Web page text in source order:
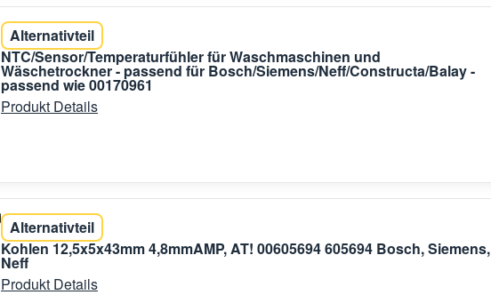
Alternativteil
NTC/Sensor/Temperaturfühler für Waschmaschinen und
Wäschetrockner - passend für Bosch/Siemens/Neff/Constructa/Balay -
passend wie 00170961
Produkt Details
Alternativteil
Kohlen 12,5x5x43mm 4,8mmAMP, AT! 00605694 605694 Bosch, Siemens,
Neff
Produkt Details